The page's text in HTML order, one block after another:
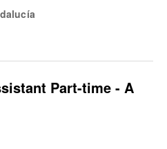
Advisor position, working
Part-time - A